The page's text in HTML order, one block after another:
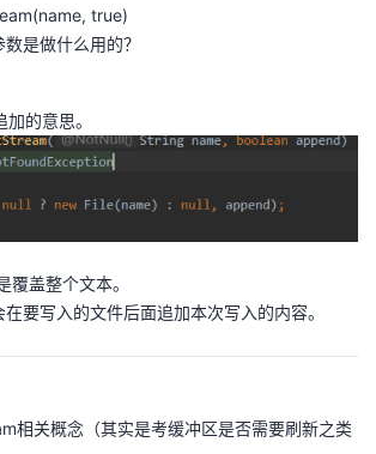
true)
是做什么用的？
的意思。
盖整个文本。
要写入的文件后面追加本次写入的内容。
相关概念（其实是考缓冲区是否需要刷新之类